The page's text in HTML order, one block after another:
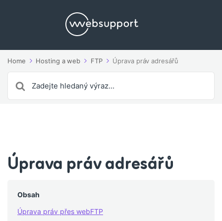
Home Hosting a web FTP Úprava práv adresářů
For
Úprava práv adresářů
Obsah
Úprava práv přes webFTP